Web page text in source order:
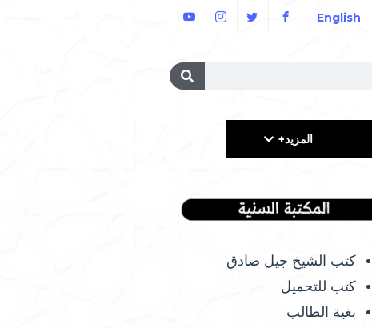
English
المزيد+
كتب الشيخ جيل صادق
كتب للتحميل
بغية الطالب